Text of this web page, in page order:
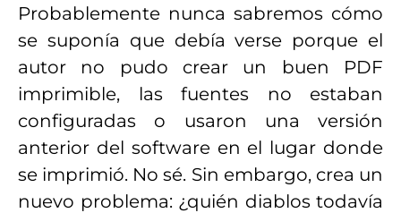
Probablemente nunca sabremos cómo
se suponía que debía verse porque el
autor no pudo crear un buen PDF
imprimible, las fuentes no estaban
configuradas o usaron una versión
anterior del software en el lugar donde
se imprimió. No sé. Sin embargo, crea un
nuevo problema: ¿quién diablos todavía